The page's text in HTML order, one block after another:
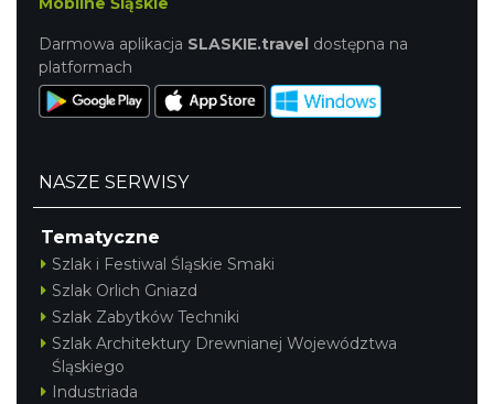
Darmowa aplikacja SLASKIE.travel dostępna na
platformach
NASZE SERWISY
Tematyczne
Szlak i Festiwal Śląskie Smaki
Szlak Orlich Gniazd
Szlak Zabytków Techniki
Szlak Architektury Drewnianej Województwa
Śląskiego
Industriada